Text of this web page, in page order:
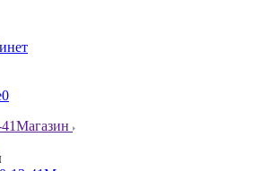
0
Магазин